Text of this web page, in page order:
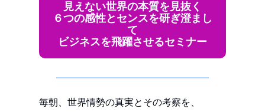
見えない世界の本質を見抜く
６つの感性とセンスを研ぎ澄まし
て
ビジネスを飛躍させるセミナー
毎朝、世界情勢の真実とその考察を、